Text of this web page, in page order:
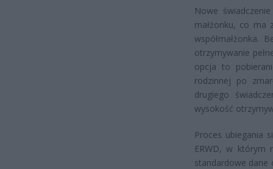
Nowe
małżonku, co ma
współmałżonka.
otrzymywanie
opcja to
rodzinnej po
drugiego
wysokość
Proces ubiegania
ERWD, w którym
standardowe dane